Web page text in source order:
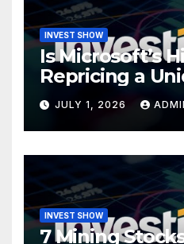
INVEST SHOW
Is Microsoft’s
Repricing a
Opportunity?
JULY 1, 2026
INVEST SHOW
7 Mining